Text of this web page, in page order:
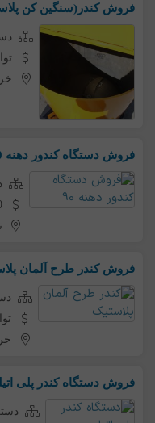
فروش کندر(سنگین کن
فروش دستگاه کندور دهنه 90
فروش کندر طرح آلمان
فروش دستگاه کندر پلی